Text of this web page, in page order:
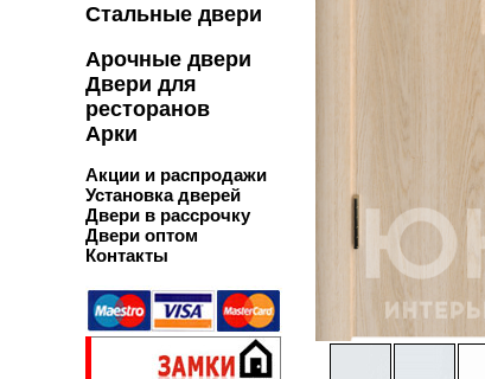
Стальные двери
Арочные двери
Двери для
ресторанов
Арки
Акции и распродажи
Установка дверей
Двери в рассрочку
Двери оптом
Контакты